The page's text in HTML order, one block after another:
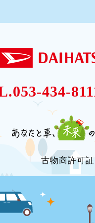
434-
古物商許可